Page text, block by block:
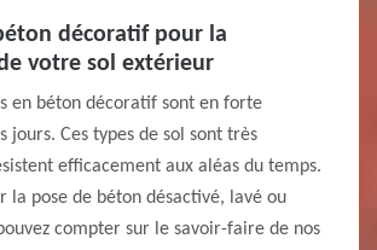
décoratif pour la
votre sol extérieur
en béton décoratif sont en forte
jours. Ces types de sol sont très
efficacement aux aléas du temps.
la pose de béton désactivé, lavé ou
compter sur le savoir-faire de nos